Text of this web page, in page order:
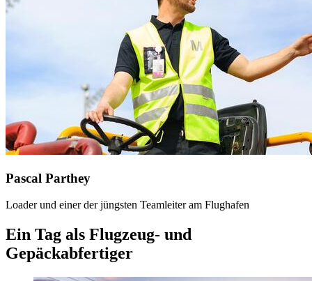
Pascal Parthey
Loader und einer der jüngsten Teamleiter am Flughafen
Ein Tag als Flugzeug- und
Gepäckabfertiger